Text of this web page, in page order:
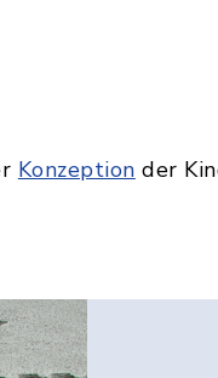
Konzeption der